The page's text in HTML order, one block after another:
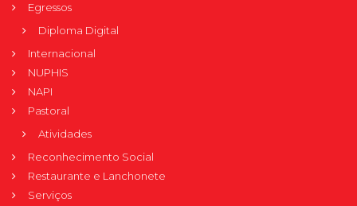
Egressos
Diploma Digital
Internacional
NUPHIS
NAPI
Pastoral
Atividades
Reconhecimento Social
Restaurante e Lanchonete
Serviços